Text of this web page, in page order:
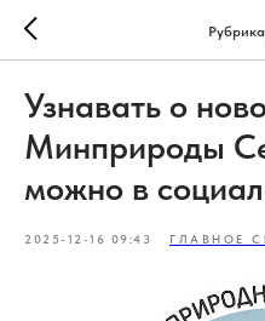
Узнавать о
Минприроды
можно в
2025-12-16 09:43 ГЛАВНОЕ